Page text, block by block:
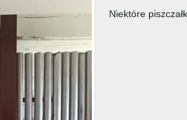
Niektóre